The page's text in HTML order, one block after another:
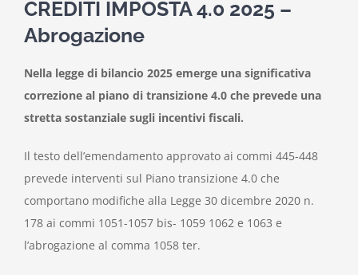
CREDITI IMPOSTA 4.0 2025 –
Abrogazione
Nella legge di bilancio 2025 emerge una significativa
correzione al piano di transizione 4.0 che prevede una
stretta sostanziale sugli incentivi fiscali.
Il testo dell’emendamento approvato ai commi 445-448
prevede interventi sul Piano transizione 4.0 che
comportano modifiche alla Legge 30 dicembre 2020 n.
178 ai commi 1051-1057 bis- 1059 1062 e 1063 e
l’abrogazione al comma 1058 ter.